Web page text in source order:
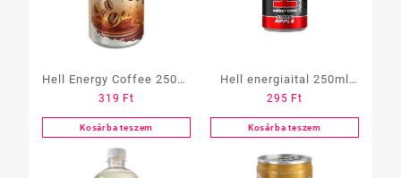
Hell Energy Coffee 250ml
Double espresso
319 Ft
Kosárba teszem
Hell energiaital 250ml
Strong Apple
295 Ft
Kosárba teszem